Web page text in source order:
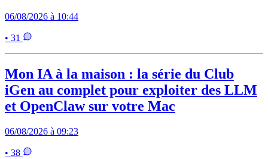
06/08/2026 à 10:44
• 31
Mon IA à la maison : la série du Club
iGen au complet pour exploiter des LLM
et OpenClaw sur votre Mac
06/08/2026 à 09:23
• 38